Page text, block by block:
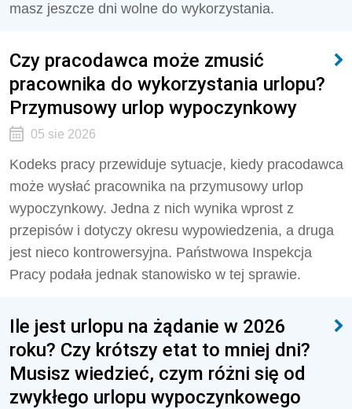
masz jeszcze dni wolne do wykorzystania.
Czy pracodawca może zmusić
pracownika do wykorzystania urlopu?
Przymusowy urlop wypoczynkowy
05 sie 2026
Kodeks pracy przewiduje sytuacje, kiedy pracodawca
może wysłać pracownika na przymusowy urlop
wypoczynkowy. Jedna z nich wynika wprost z
przepisów i dotyczy okresu wypowiedzenia, a druga
jest nieco kontrowersyjna. Państwowa Inspekcja
Pracy podała jednak stanowisko w tej sprawie.
Ile jest urlopu na żądanie w 2026
roku? Czy krótszy etat to mniej dni?
Musisz wiedzieć, czym różni się od
zwykłego urlopu wypoczynkowego